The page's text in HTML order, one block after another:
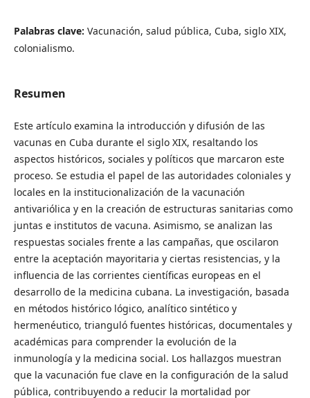
Palabras clave: Vacunación, salud pública, Cuba, siglo XIX,
colonialismo.
Resumen
Este artículo examina la introducción y difusión de las
vacunas en Cuba durante el siglo XIX, resaltando los
aspectos históricos, sociales y políticos que marcaron este
proceso. Se estudia el papel de las autoridades coloniales y
locales en la institucionalización de la vacunación
antivariólica y en la creación de estructuras sanitarias como
juntas e institutos de vacuna. Asimismo, se analizan las
respuestas sociales frente a las campañas, que oscilaron
entre la aceptación mayoritaria y ciertas resistencias, y la
influencia de las corrientes científicas europeas en el
desarrollo de la medicina cubana. La investigación, basada
en métodos histórico lógico, analítico sintético y
hermenéutico, trianguló fuentes históricas, documentales y
académicas para comprender la evolución de la
inmunología y la medicina social. Los hallazgos muestran
que la vacunación fue clave en la configuración de la salud
pública, contribuyendo a reducir la mortalidad por